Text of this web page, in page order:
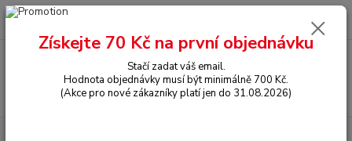
Hledat
0,00 Kč
Získejte 70 Kč na první objednávku
Stačí zadat váš email.
Hodnota objednávky musí být minimálně 700 Kč.
(Akce pro nové zákazníky platí jen do 31.08.2026)